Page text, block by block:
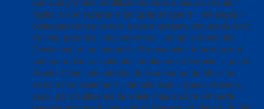
faciès, si l’on excepte le fait qu’ils se soient « mélangés »
biologiquement plus tard à des migrations venues du Nord
en Inde (pour les « leucodermes », ce qui a donné les
Dravidiens) et en Indonésie. En revanche, tous ceux qui
opté pour d’autres latitudes nordiques en Eurasie — par le
Proche-Orient, les détroits de Gibraltar ou de Messine —
se sont non seulement « démélanisés » (peau, cheveux,
yeux) par insuffisance de soleil, mais encore ont perdu